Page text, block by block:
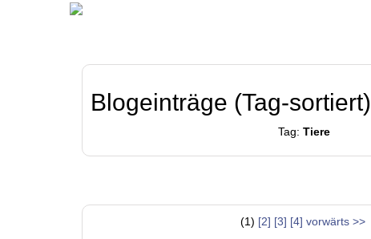
Blogeinträge (Tag-sortiert)
Tag: Tiere
(1) [2] [3] [4] vorwärts >>